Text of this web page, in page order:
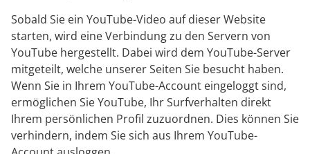
Sobald Sie ein YouTube-Video auf dieser Website
starten, wird eine Verbindung zu den Servern von
YouTube hergestellt. Dabei wird dem YouTube-Server
mitgeteilt, welche unserer Seiten Sie besucht haben.
Wenn Sie in Ihrem YouTube-Account eingeloggt sind,
ermöglichen Sie YouTube, Ihr Surfverhalten direkt
Ihrem persönlichen Profil zuzuordnen. Dies können Sie
verhindern, indem Sie sich aus Ihrem YouTube-